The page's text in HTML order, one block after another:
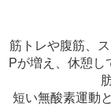
筋トレや腹筋、
Pが増え、休憩し
短い無酸素運動